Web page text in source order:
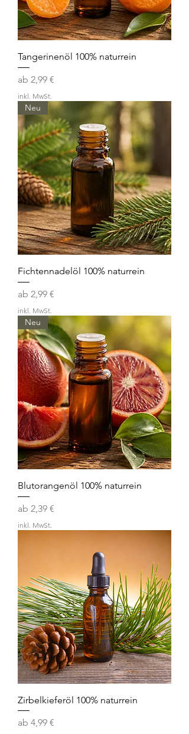
Tangerinenöl 100% naturrein
ab 2,99 €
Sale-Preis
inkl. MwSt.
Neu
Fichtennadelöl 100% naturrein
ab 2,99 €
Sale-Preis
inkl. MwSt.
Neu
Blutorangenöl 100% naturrein
ab 2,39 €
Sale-Preis
inkl. MwSt.
Zirbelkieferöl 100% naturrein
ab 4,99 €
Sale-Preis